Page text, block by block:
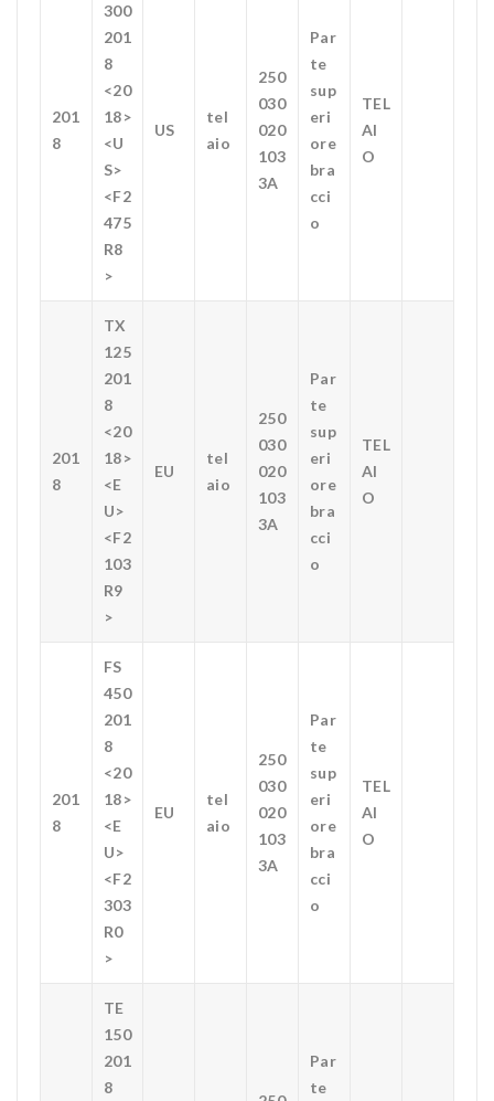
201
8
300
201
8
<20
18>
<U
S>
<F2
475
R8
>
US
tel
aio
250
030
020
103
3A
Par
te
sup
eri
ore
bra
cci
o
TEL
AI
O
201
8
TX
125
201
8
<20
18>
<E
U>
<F2
103
R9
>
EU
tel
aio
250
030
020
103
3A
Par
te
sup
eri
ore
bra
cci
o
TEL
AI
O
201
8
FS
450
201
8
<20
18>
<E
U>
<F2
303
R0
>
EU
tel
aio
250
030
020
103
3A
Par
te
sup
eri
ore
bra
cci
o
TEL
AI
O
TE
150
201
8
Par
te